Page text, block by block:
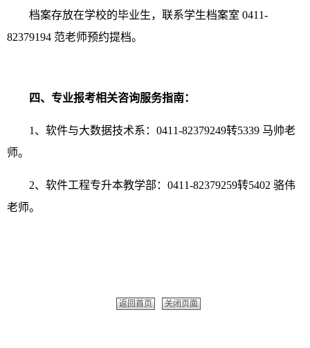
档案存放在学校的毕业生，联系学生档案室 0411-
82379194 范老师预约提档。
四、 专业报考相关咨询服务指南：
1、软件与大数据技术系：0411-82379249转5339 马帅老
师。
2、软件工程专升本教学部：0411-82379259转5402 骆伟
老师。
返回首页 关闭页面